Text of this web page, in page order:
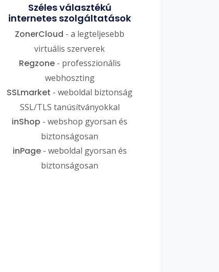
Széles választékú
internetes szolgáltatások
ZonerCloud - a legteljesebb
virtuális szerverek
Regzone- professzionális
webhoszting
SSLmarket - weboldal biztonság
SSL/TLS tanúsítványokkal
inShop - webshop gyorsan és
biztonságosan
inPage- weboldal gyorsan és
biztonságosan